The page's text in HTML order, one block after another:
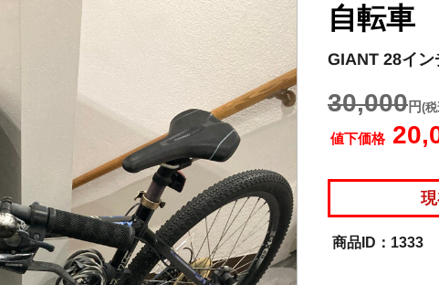
自転車
GIANT 28イ
30,000円(
値下価格
1333